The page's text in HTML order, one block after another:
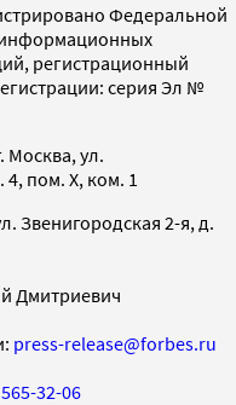
Федеральной
информационных
регистрационный
серия Эл №
Москва, ул.
4, пом. X, ком. 1
Звенигородская 2-я, д.
Дмитриевич
press-release@forbes.ru
32-06